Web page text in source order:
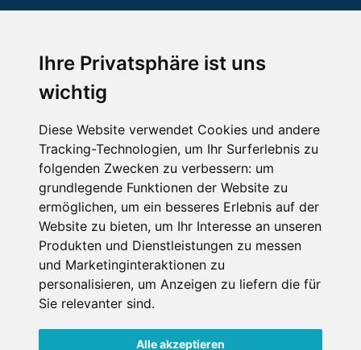
Ihre Privatsphäre ist uns
wichtig
Diese Website verwendet Cookies und andere
Tracking-Technologien, um Ihr Surferlebnis zu
folgenden Zwecken zu verbessern: um
grundlegende Funktionen der Website zu
ermöglichen, um ein besseres Erlebnis auf der
Website zu bieten, um Ihr Interesse an unseren
Produkten und Dienstleistungen zu messen
und Marketinginteraktionen zu
personalisieren, um Anzeigen zu liefern die für
Sie relevanter sind.
Alle akzeptieren
SCHNEEHÖHEN SKI APP
Die Schneehoehen Ski APP für iOS und Android - Ein
Muss für alle Wintersportler und Schneefreaks!
Impressum
Datenschutz
Nutzungsbedingungen
Portale
FAQ Newsletter Mediadaten